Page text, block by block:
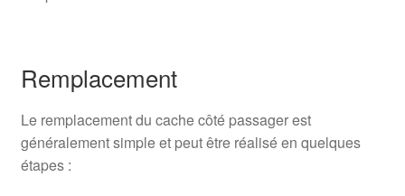
Remplacement
Le remplacement du cache côté passager est
généralement simple et peut être réalisé en quelques
étapes :